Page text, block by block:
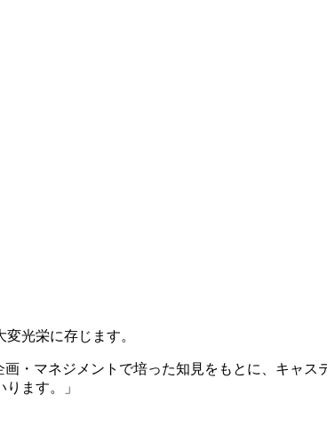
光栄に存じます。
・マネジメントで培った知見をもとに、キャス
ます。」